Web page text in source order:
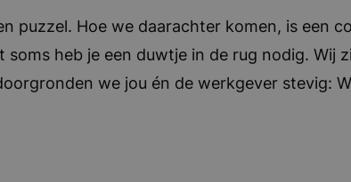
puzzel. Hoe we daarachter komen, is een
heb je een duwtje in de rug nodig. Wij
we jou én de werkgever stevig: